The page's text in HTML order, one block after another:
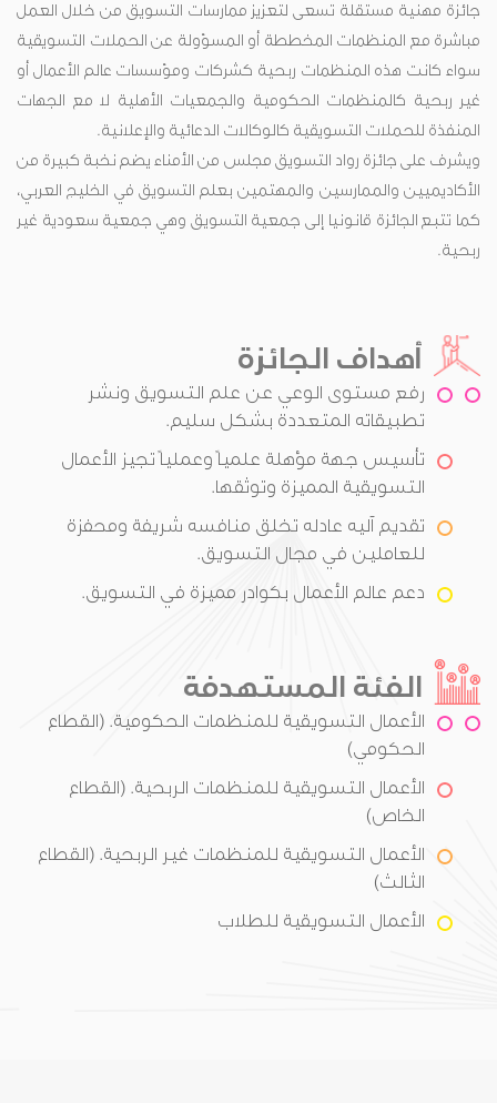
جائزة مهنية مستقلة تسعى لتعزيز ممارسات التسويق من خلال العمل
مباشرة مع المنظمات المخططة أو المسؤولة عن الحملات التسويقية
سواء كانت هذه المنظمات ربحية كشركات ومؤسسات عالم الأعمال أو
غير ربحية كالمنظمات الحكومية والجمعيات الأهلية لا مع الجهات
المنفذة للحملات التسويقية كالوكالات الدعائية والإعلانية.
ويشرف على جائزة رواد التسويق مجلس من الأمناء يضم نخبة كبيرة من
الأكاديميين والممارسين والمهتمين بعلم التسويق في الخليج العربي،
كما تتبع الجائزة قانونيا إلى جمعية التسويق وهي جمعية سعودية غير
ربحية.
أهداف الجائزة
رفع مستوى الوعي عن علم التسويق ونشر
تطبيقاته المتعددة بشكل سليم.
تأسيس جهة مؤهلة علمياً وعملياً تجيز الأعمال
التسويقية المميزة وتوثقها.
تقديم آليه عادله تخلق منافسه شريفة ومحفزة
للعاملين في مجال التسويق.
دعم عالم الأعمال بكوادر مميزة في التسويق.
الفئة المستهدفة
الأعمال التسويقية للمنظمات الحكومية. (القطاع
الحكومي)
الأعمال التسويقية للمنظمات الربحية. (القطاع
الخاص)
الأعمال التسويقية للمنظمات غير الربحية. (القطاع
الثالث)
الأعمال التسويقية للطلاب